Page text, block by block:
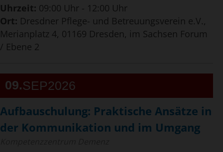
Uhrzeit: 09:00 Uhr - 12:00 Uhr
Ort: Dresdner Pflege- und Betreuungsverein e.V.,
Merianplatz 4, 01169 Dresden, im Sachsen Forum
/ Ebene 2
09 SEP2026
Aufbauschulung: Praktische Ansätze in
der Kommunikation und im Umgang